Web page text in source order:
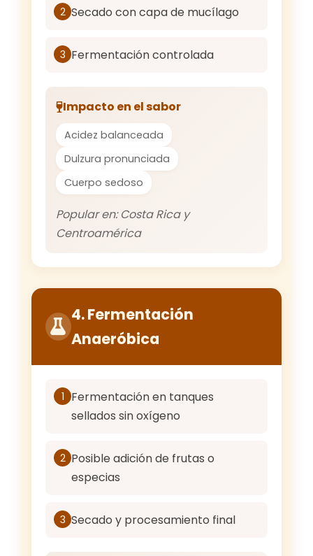
2 Secado con capa de mucílago
3 Fermentación controlada
Impacto en el sabor
Acidez balanceada
Dulzura pronunciada
Cuerpo sedoso
Popular en: Costa Rica y
Centroamérica
4. Fermentación
Anaeróbica
1 Fermentación en tanques
sellados sin oxígeno
2 Posible adición de frutas o
especias
3 Secado y procesamiento final